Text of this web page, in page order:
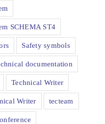
SCHEMA ST4
Safety symbols
documentation
Technical Writer
Writer tecteam